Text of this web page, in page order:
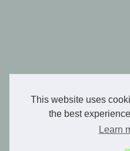
This website uses
the best
Learn